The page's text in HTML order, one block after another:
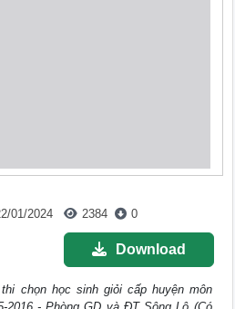
01/2024 2384 0
Download
chọn học sinh giỏi cấp huyện môn